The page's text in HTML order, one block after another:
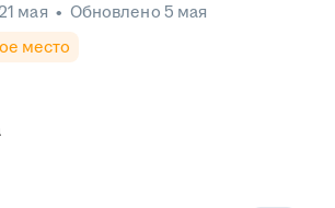
21 мая • Обновлено 5 мая
место